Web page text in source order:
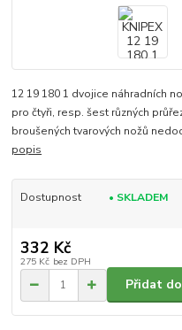
12 19 180 1 dvojice náhradních
pro čtyři, resp. šest různých
broušených tvarových nožů
popis
Dostupnost • SKLADEM
332 Kč
275 Kč bez DPH
Přidat